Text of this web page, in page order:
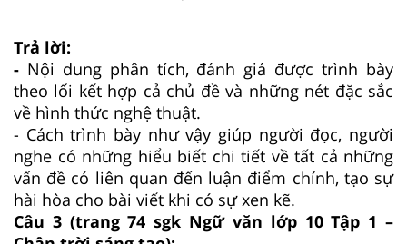
Trả lời:
- Nội dung phân tích, đánh giá được trình bày
theo lối kết hợp cả chủ đề và những nét đặc sắc
về hình thức nghệ thuật.
- Cách trình bày như vậy giúp người đọc, người
nghe có những hiểu biết chi tiết về tất cả những
vấn đề có liên quan đến luận điểm chính, tạo sự
hài hòa cho bài viết khi có sự xen kẽ.
Câu 3 (trang 74 sgk Ngữ văn lớp 10 Tập 1 –